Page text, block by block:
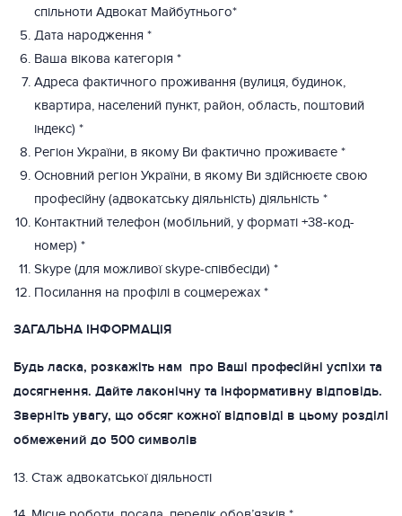
спільноти Адвокат Майбутнього*
Дата народження *
Ваша вікова категорія *
Адреса фактичного проживання (вулиця, будинок,
квартира, населений пункт, район, область, поштовий
індекс) *
Регіон України, в якому Ви фактично проживаєте *
Основний регіон України, в якому Ви здійснюєте свою
професійну (адвокатську діяльність) діяльність *
Контактний телефон (мобільний, у форматі +38-код-
номер) *
Skype (для можливої skype-співбесіди) *
Посилання на профілі в соцмережах *
ЗАГАЛЬНА ІНФОРМАЦІЯ
Будь ласка, розкажіть нам про Ваші професійні успіхи та
досягнення. Дайте лаконічну та інформативну відповідь.
Зверніть увагу, що обсяг кожної відповіді в цьому розділі
обмежений до 500 символів
13. Стаж адвокатської діяльності